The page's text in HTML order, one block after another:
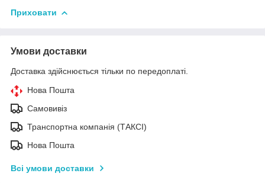
Приховати
Умови доставки
Доставка здійснюється тільки по передоплаті.
Нова Пошта
Самовивіз
Транспортна компанія (ТАКСІ)
Нова Пошта
Всі умови доставки